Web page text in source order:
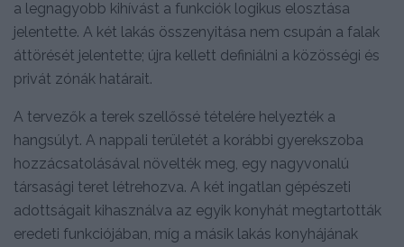
a legnagyobb kihívást a funkciók logikus elosztása
jelentette. A két lakás összenyitása nem csupán a falak
áttörését jelentette; újra kellett definiálni a közösségi és
privát zónák határait.
A tervezők a terek szellőssé tételére helyezték a
hangsúlyt. A nappali területét a korábbi gyerekszoba
hozzácsatolásával növelték meg, egy nagyvonalú
társasági teret létrehozva. A két ingatlan gépészeti
adottságait kihasználva az egyik konyhát megtartották
eredeti funkciójában, míg a másik lakás konyhájának